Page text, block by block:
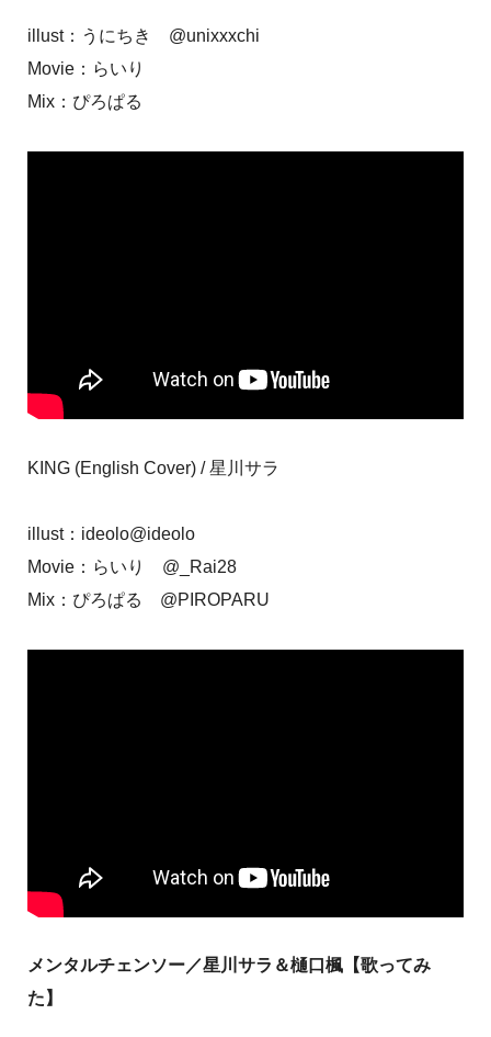
illust：うにちき @unixxxchi
Movie：らいり
Mix：ぴろぱる
KING (English Cover) / 星川サラ
illust：ideolo@ideolo
Movie：らいり @_Rai28
Mix：ぴろぱる @PIROPARU
メンタルチェンソー／星川サラ＆樋口楓【歌ってみ
た】